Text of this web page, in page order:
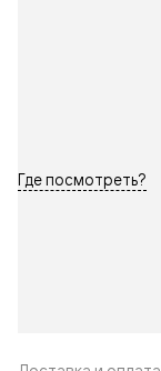
Где посмотреть?